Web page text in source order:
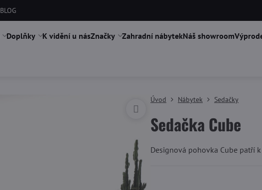
BLOG
Doplňky K vidění u násZnačky Zahradní nábytekNáš showroom
Úvod Nábytek Sedačky
Sedačka Cube
Designová pohovka Cube patří